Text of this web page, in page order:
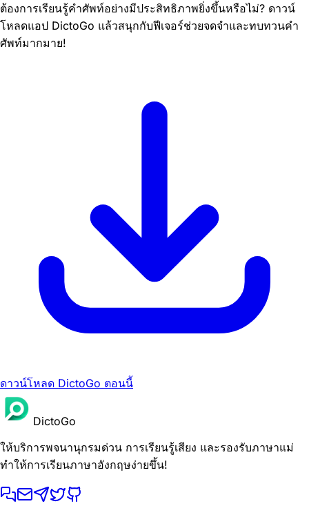
ต้องการเรียนรู้คำศัพท์อย่างมีประสิทธิภาพยิ่งขึ้นหรือไม่? ดาวน์
โหลดแอป DictoGo แล้วสนุกกับฟีเจอร์ช่วยจดจำและทบทวนคำ
ศัพท์มากมาย!
ดาวน์โหลด DictoGo ตอนนี้
DictoGo
ให้บริการพจนานุกรมด่วน การเรียนรู้เสียง และรองรับภาษาแม่
ทำให้การเรียนภาษาอังกฤษง่ายขึ้น!